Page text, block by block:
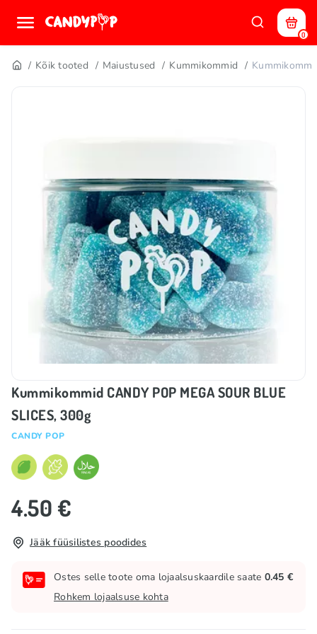
0
Kõik tooted Maiustused Kummikommid
Kummikommid CANDY POP MEGA SOUR BLUE
SLICES, 300g
CANDY POP
4.50 €
Jääk füüsilistes poodides
Ostes selle toote oma lojaalsuskaardile saate 0.45 €
Rohkem lojaalsuse kohta